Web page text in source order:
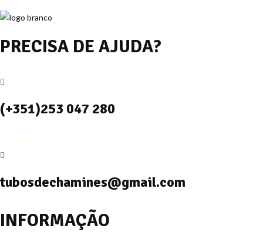
PRECISA DE AJUDA?
(+351)253 047 280
tubosdechamines@gmail.com
INFORMAÇÃO